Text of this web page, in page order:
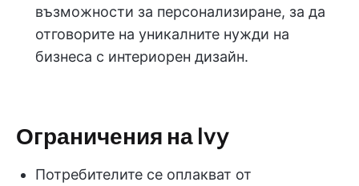
възможности за персонализиране, за да
отговорите на уникалните нужди на
бизнеса с интериорен дизайн.
Ограничения на Ivy
Потребителите се оплакват от